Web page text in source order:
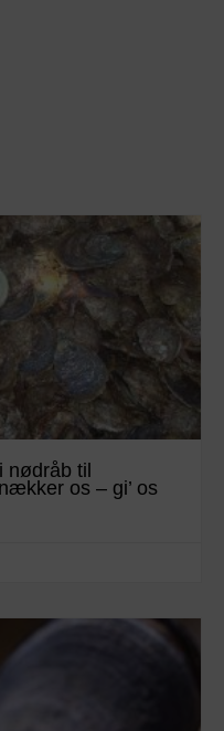
nødråb til
os – gi’ os